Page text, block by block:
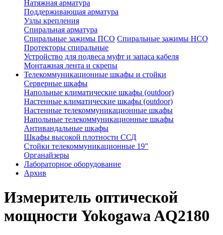
Натяжная арматура
Поддерживающая арматура
Узлы крепления
Спиральная арматура
Спиральные зажимы ПСО Спиральные зажимы НСО
Протекторы спиральные
Устройство для подвеса муфт и запаса кабеля
Монтажная лента и скрепы
Телекоммуникационные шкафы и стойки
Серверные шкафы
Напольные климатические шкафы (outdoor)
Настенные климатические шкафы (outdoor)
Настенные телекоммуникационные шкафы
Напольные телекоммуникационные шкафы
Антивандальные шкафы
Шкафы высокой плотности ССД
Стойки телекоммуникационные 19"
Органайзеры
Лабораторное оборудование
Архив
Измеритель оптической
мощности Yokogawa AQ2180